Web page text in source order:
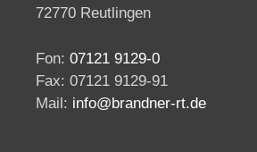
72770 Reutlingen
Fon: 07121 9129-0
Fax: 07121 9129-91
Mail: info@brandner-rt.de